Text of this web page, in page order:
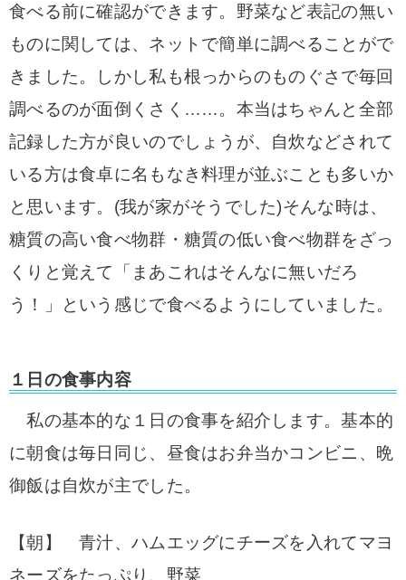
食べる前に確認ができます。野菜など表記の無い
ものに関しては、ネットで簡単に調べることがで
きました。しかし私も根っからのものぐさで毎回
調べるのが面倒くさく……。本当はちゃんと全部
記録した方が良いのでしょうが、自炊などされて
いる方は食卓に名もなき料理が並ぶことも多いか
と思います。(我が家がそうでした)そんな時は、
糖質の高い食べ物群・糖質の低い食べ物群をざっ
くりと覚えて「まあこれはそんなに無いだろ
う！」という感じで食べるようにしていました。
１日の食事内容
私の基本的な１日の食事を紹介します。基本的
に朝食は毎日同じ、昼食はお弁当かコンビニ、晩
御飯は自炊が主でした。
【朝】 青汁、ハムエッグにチーズを入れてマヨ
ネーズをたっぷり、野菜